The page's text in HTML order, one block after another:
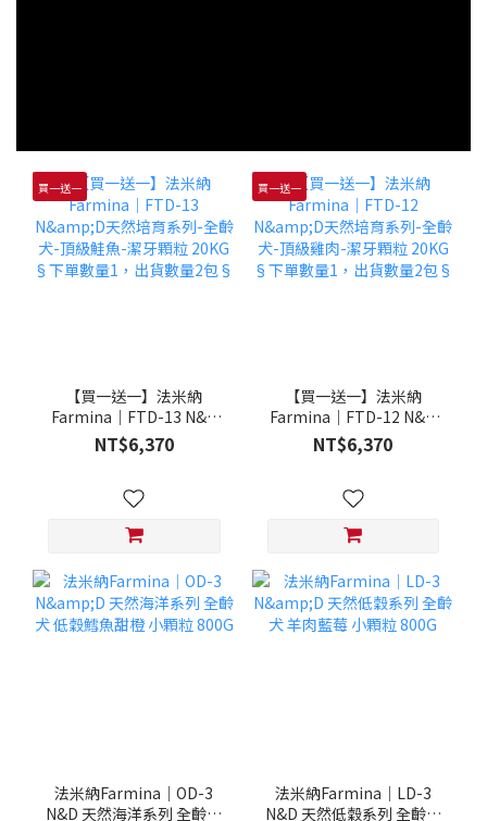
買一送一
【買一送一】法米納
Farmina｜FTD-13 N&D
天然培育系列-全齡犬-頂級
鮭魚-潔牙顆粒 20KG §下
NT$6,370
買一送一
【買一送一】法米納
Farmina｜FTD-12 N&D
天然培育系列-全齡犬-頂級
雞肉-潔牙顆粒 20KG §下
NT$6,370
法米納Farmina｜OD-3
N&D 天然海洋系列 全齡犬
法米納Farmina｜LD-3
N&D 天然低穀系列 全齡犬